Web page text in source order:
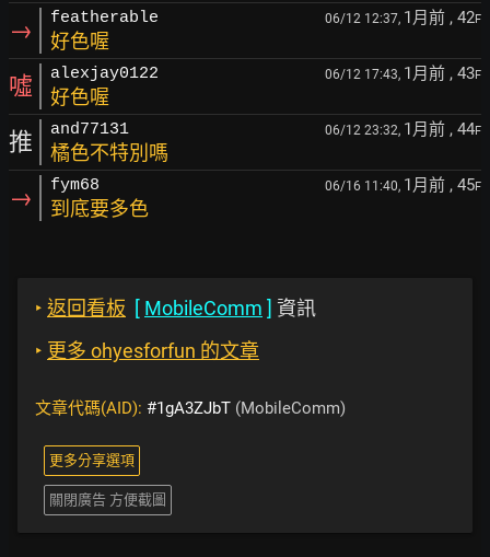
→ featherable 06/12 12:37, 1月前 , 42F
好色喔
噓 alexjay0122 06/12 17:43, 1月前 , 43F
好色喔
推 and77131 06/12 23:32, 1月前 , 44F
橘色不特別嗎
→ fym68 06/16 11:40, 1月前 , 45F
到底要多色
‣ 返回看板 [ MobileComm ] 資訊
‣ 更多 ohyesforfun 的文章
文章代碼(AID): #1gA3ZJbT (MobileComm)
更多分享選項
關閉廣告 方便截圖